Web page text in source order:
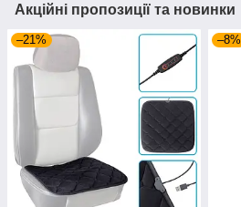
Акційні пропозиції та новинки
–21% –8%